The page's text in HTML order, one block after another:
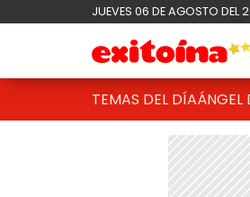
JUEVES 06 DE AGOSTO DEL
TEMAS DEL DÍAÁNGEL